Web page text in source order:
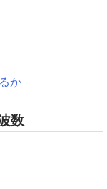
か
数